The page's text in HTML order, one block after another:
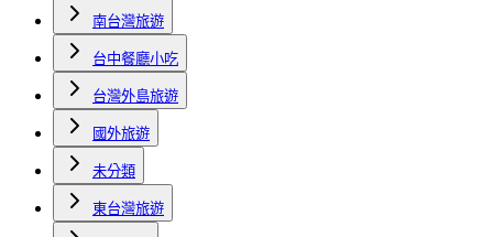
南台灣旅遊
台中餐廳小吃
台灣外島旅遊
國外旅遊
未分類
東台灣旅遊